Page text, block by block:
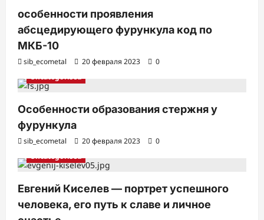
особенности проявления
абсцедирующего фурункула код по
МКБ-10
sib_ecometal 20 февраля 2023
0
Uncategorised
Особенности образования стержня у
фурункула
sib_ecometal 20 февраля 2023
0
Uncategorised
Евгений Киселев — портрет успешного
человека, его путь к славе и личное